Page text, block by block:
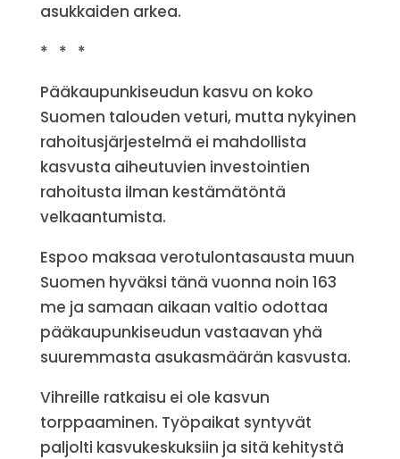
asukkaiden arkea.
* * *
Pääkaupunkiseudun kasvu on koko
Suomen talouden veturi, mutta nykyinen
rahoitusjärjestelmä ei mahdollista
kasvusta aiheutuvien investointien
rahoitusta ilman kestämätöntä
velkaantumista.
Espoo maksaa verotulontasausta muun
Suomen hyväksi tänä vuonna noin 163
me ja samaan aikaan valtio odottaa
pääkaupunkiseudun vastaavan yhä
suuremmasta asukasmäärän kasvusta.
Vihreille ratkaisu ei ole kasvun
torppaaminen. Työpaikat syntyvät
paljolti kasvukeskuksiin ja sitä kehitystä